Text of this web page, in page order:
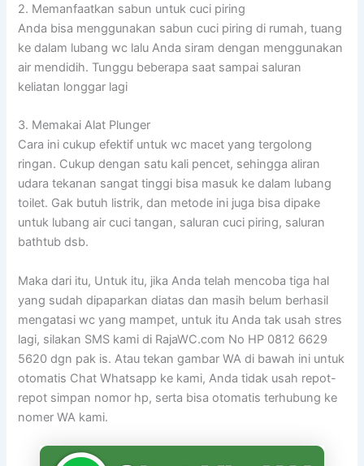
2. Memanfaatkan sabun untuk cuci piring
Anda bisa menggunakan sabun cuci piring di rumah, tuang
ke dalam lubang wc lalu Anda siram dengan menggunakan
air mendidih. Tunggu beberapa saat sampai saluran
keliatan longgar lagi
3. Memakai Alat Plunger
Cara ini cukup efektif untuk wc macet yang tergolong
ringan. Cukup dengan satu kali pencet, sehingga aliran
udara tekanan sangat tinggi bisa masuk ke dalam lubang
toilet. Gak butuh listrik, dan metode ini juga bisa dipake
untuk lubang air cuci tangan, saluran cuci piring, saluran
bathtub dsb.
Maka dari itu, Untuk itu, jika Anda telah mencoba tiga hal
yang sudah dipaparkan diatas dan masih belum berhasil
mengatasi wc yang mampet, untuk itu Anda tak usah stres
lagi, silakan SMS kami di RajaWC.com No HP 0812 6629
5620 dgn pak is. Atau tekan gambar WA di bawah ini untuk
otomatis Chat Whatsapp ke kami, Anda tidak usah repot-
repot simpan nomor hp, serta bisa otomatis terhubung ke
nomer WA kami.